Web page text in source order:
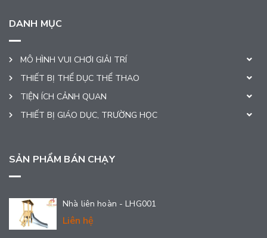
DANH MỤC
MÔ HÌNH VUI CHƠI GIẢI TRÍ
THIẾT BỊ THỂ DỤC THỂ THAO
TIỆN ÍCH CẢNH QUAN
THIẾT BỊ GIÁO DỤC, TRƯỜNG HỌC
SẢN PHẨM BÁN CHẠY
Nhà liên hoàn - LHG001
Liên hệ